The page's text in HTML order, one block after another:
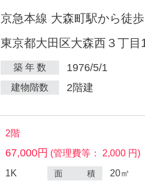
京急本線 大森町駅から徒
東京都大田区大森西３丁目
築 年 数 1976/5/1
建物階数 2階建
2階
67,000円 (管理費等： 2,000 円)
1K 面 積 20㎡